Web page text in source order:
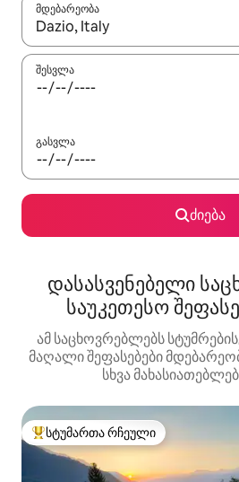
მდებარეობა
როცა შედეგები ხელმისაწვდომი
შესვლა
გასვლა
ძიება
დასასვენებელი
საუკეთესო
ამ საცხოვრებლებს
მაღალი შეფასებები
სხვა
სტუმართა რჩეული მოწინავე
სტუმართა რჩეული